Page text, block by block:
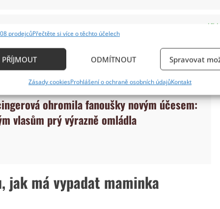
zařízení na základě automaticky přenášených informací.
aktivně požadovaných informací.
bezpečnosti, předcházení a zjišťování podvodů a
chyb, Poskytování a zobrazování reklamy a
prodejcůPřečtěte si více o těchto účelech
PŘÍJMOUT ODMÍTNOUT Spravovat
Zásady cookiesProhlášení o ochraně osobních údajůKontakt
jako hodinky – když je na sobě nemáte, tak vám
ohromila fanoušky novým účesem:
vlasům prý výrazně omládla
má vypadat maminka